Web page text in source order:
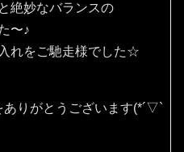
絶妙なバランスの
〜♪
れをご馳走様でした☆
りがとうございます(*´▽`